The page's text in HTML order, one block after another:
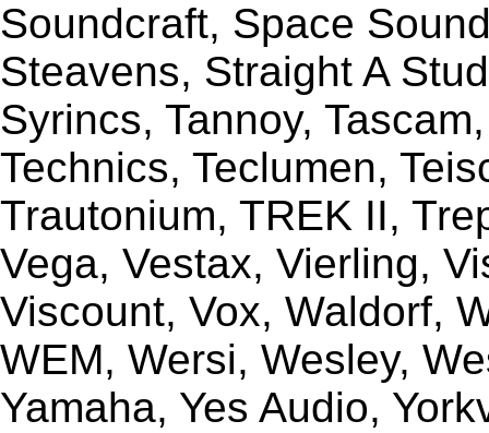
Soundcraft, Space
Steavens, Straight A
Syrincs, Tannoy,
Technics, Teclumen,
Trautonium, TREK II,
Vega, Vestax, Vierling,
Viscount, Vox, Waldorf,
WEM, Wersi, Wesley,
Yamaha, Yes Audio,